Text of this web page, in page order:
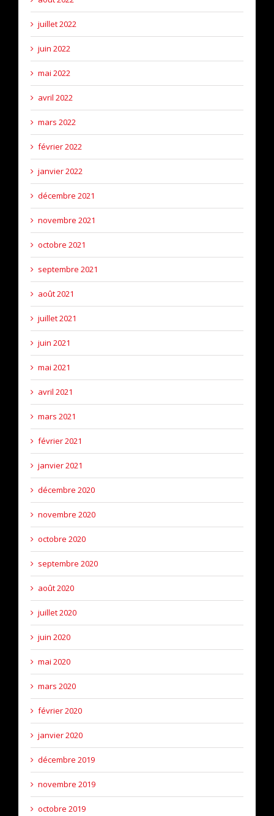
juillet 2022
juin 2022
mai 2022
avril 2022
mars 2022
février 2022
janvier 2022
décembre 2021
novembre 2021
octobre 2021
septembre 2021
août 2021
juillet 2021
juin 2021
mai 2021
avril 2021
mars 2021
février 2021
janvier 2021
décembre 2020
novembre 2020
octobre 2020
septembre 2020
août 2020
juillet 2020
juin 2020
mai 2020
mars 2020
février 2020
janvier 2020
décembre 2019
novembre 2019
octobre 2019